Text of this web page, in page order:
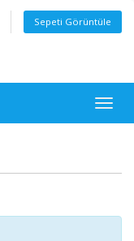
Sepeti Görüntüle